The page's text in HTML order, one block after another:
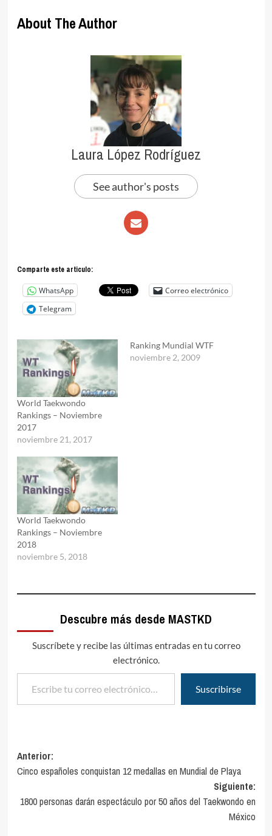
About The Author
Laura López Rodríguez
See author's posts
Comparte este articulo:
WhatsApp
Correo electrónico
Telegram
World Taekwondo
Rankings – Noviembre
2017
noviembre 21, 2017
Ranking Mundial WTF
noviembre 2, 2009
World Taekwondo
Rankings – Noviembre
2018
noviembre 5, 2018
Descubre más desde MASTKD
Suscríbete y recibe las últimas entradas en tu correo
electrónico.
Escribe tu correo electrónico…
Suscribirse
Navegación
de
entradas
Anterior:
Cinco españoles conquistan 12 medallas en Mundial de Playa
Siguiente:
1800 personas darán espectáculo por 50 años del Taekwondo en
México